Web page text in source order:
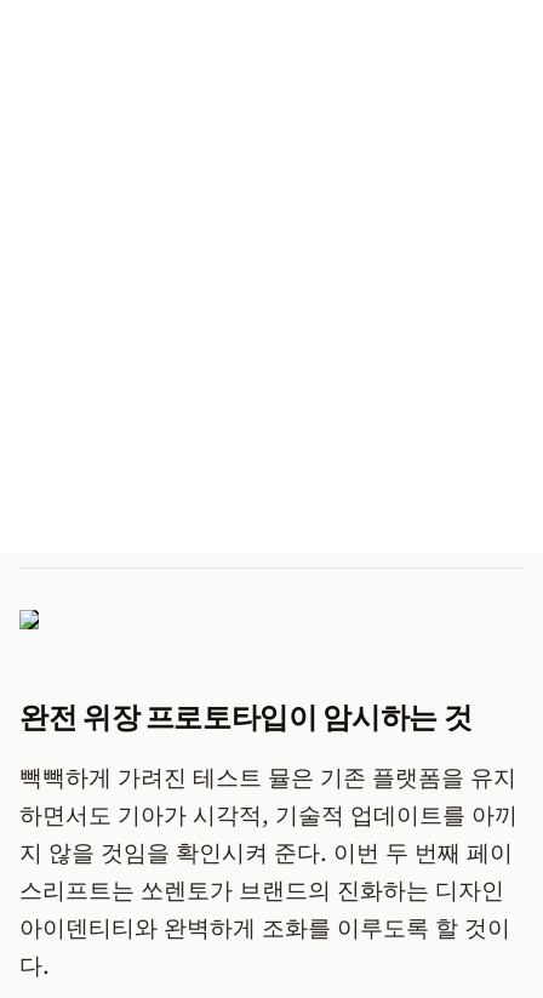
완전 위장 프로토타입이 암시하는 것
빽빽하게 가려진 테스트 뮬은 기존 플랫폼을 유지
하면서도 기아가 시각적, 기술적 업데이트를 아끼
지 않을 것임을 확인시켜 준다. 이번 두 번째 페이
스리프트는 쏘렌토가 브랜드의 진화하는 디자인
아이덴티티와 완벽하게 조화를 이루도록 할 것이
다.